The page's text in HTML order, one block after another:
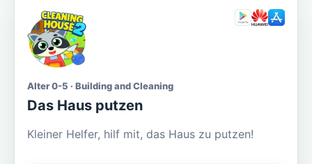
Alter 0-5 · Building and Cleaning
Das Haus putzen
Kleiner Helfer, hilf mit, das Haus zu putzen!